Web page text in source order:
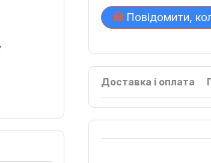
Повідомити,
Доставка і оплата